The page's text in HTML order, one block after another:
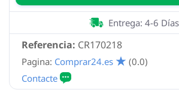
Referencia: CR170218
Entrega: 4-6 Días
Pagina: Comprar24.es (0.0)